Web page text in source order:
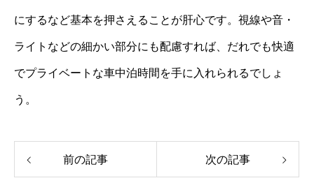
にするなど基本を押さえることが肝心です。視線や音・
ライトなどの細かい部分にも配慮すれば、だれでも快適
でプライベートな車中泊時間を手に入れられるでしょ
う。
前の記事 次の記事